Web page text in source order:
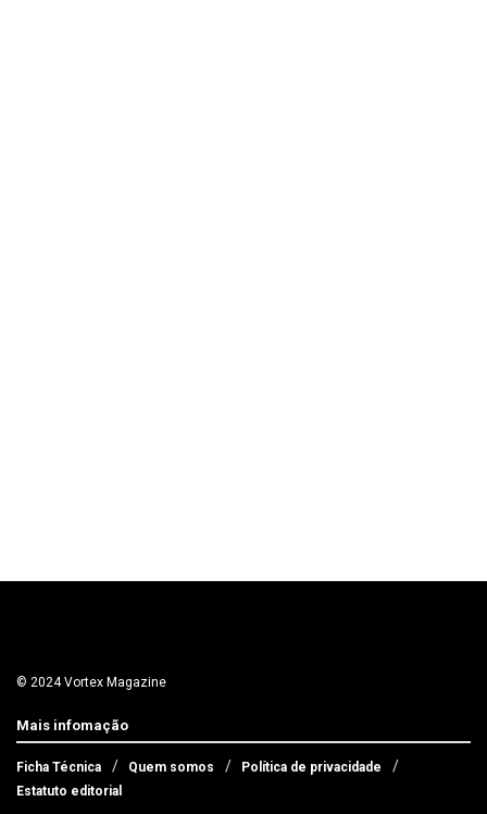
© 2024 Vortex Magazine
Mais infomação
Ficha Técnica Quem somos
Política de privacidade
Estatuto editorial